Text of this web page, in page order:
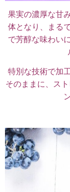
果実の濃厚な甘
体となり、まる
で芳醇な味わい
特別な技術で加
そのままに、ス